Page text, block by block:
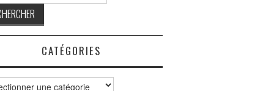
CATÉGORIES